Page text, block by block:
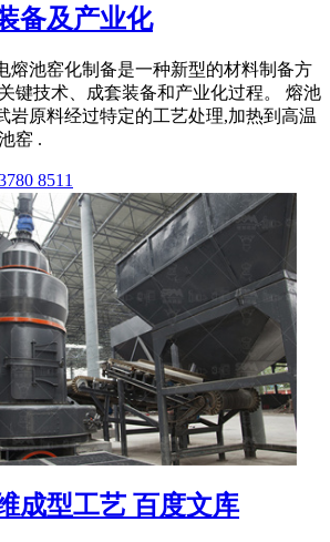
备及产业化
熔池窑化制备是一种新型的材料制备方
键技术、成套装备和产业化过程。 熔池
岩原料经过特定的工艺处理,加热到高温
窑 .
8511
成型工艺 百度文库